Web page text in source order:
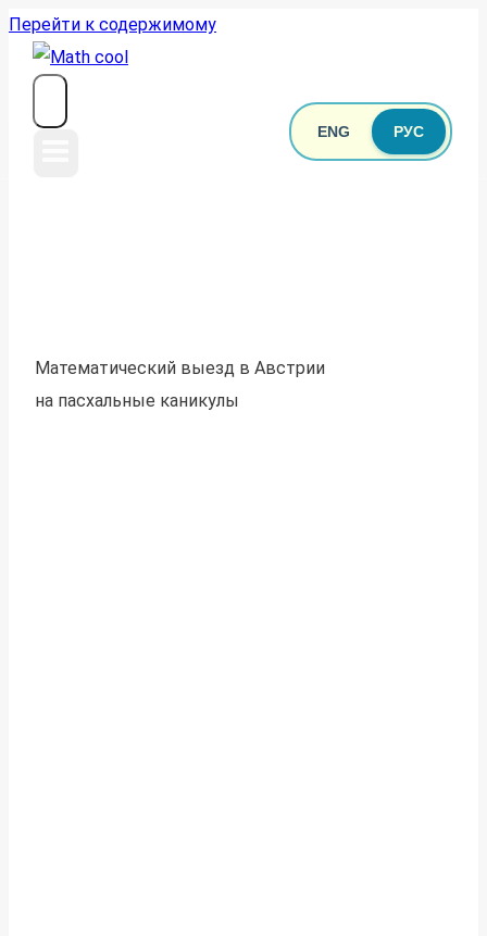
Перейти к содержимому
ENG РУС
Математический выезд в Австрии
на пасхальные каникулы